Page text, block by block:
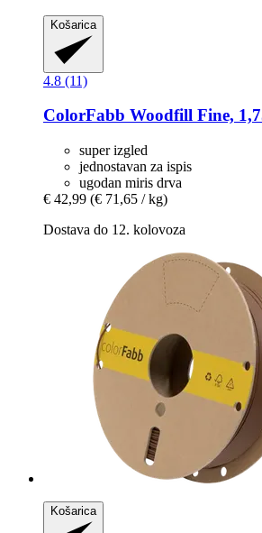
Košarica
4.8 (11)
ColorFabb Woodfill Fine,
super izgled
jednostavan za ispis
ugodan miris drva
€ 42,99 (€ 71,65 / kg)
Dostava do 12. kolovoza
Košarica